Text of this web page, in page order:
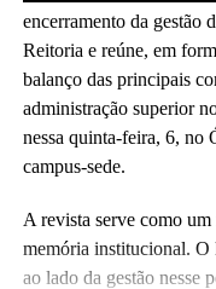
encerramento da gestão
Reitoria e reúne, em
balanço das principais
administração superior
nessa quinta-feira, 6, no
campus-sede.
A revista serve como um
memória institucional. O
ao lado da gestão nesse